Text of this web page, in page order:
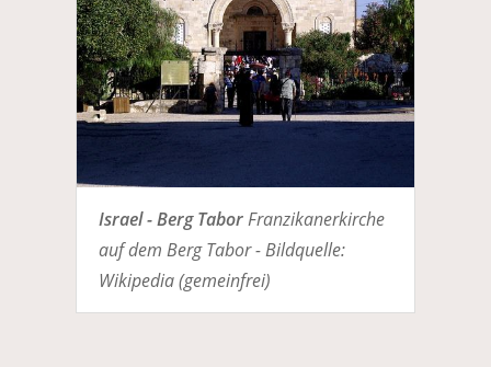
Israel - Berg TaborFranzikanerkirche
auf dem Berg Tabor - Bildquelle:
Wikipedia (gemeinfrei)